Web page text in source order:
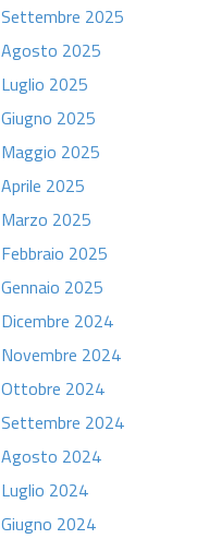
Settembre 2025
Agosto 2025
Luglio 2025
Giugno 2025
Maggio 2025
Aprile 2025
Marzo 2025
Febbraio 2025
Gennaio 2025
Dicembre 2024
Novembre 2024
Ottobre 2024
Settembre 2024
Agosto 2024
Luglio 2024
Giugno 2024